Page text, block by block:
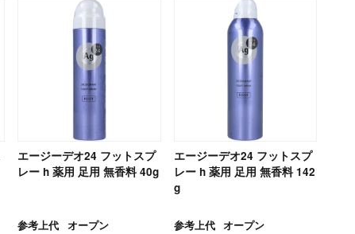
エージーデオ24 フットスプ
レー h 薬用 足用 無香料 40g
参考上代 オープン
エージーデオ24 フットスプ
レー h 薬用 足用 無香料 142
g
参考上代 オープン